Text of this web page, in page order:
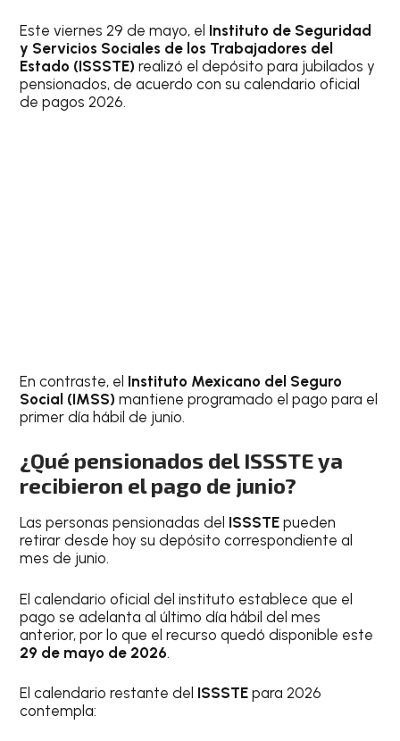
Este viernes 29 de mayo, el Instituto de Seguridad
y Servicios Sociales de los Trabajadores del
Estado (ISSSTE) realizó el depósito para jubilados y
pensionados, de acuerdo con su calendario oficial
de pagos 2026.
En contraste, el Instituto Mexicano del Seguro
Social (IMSS) mantiene programado el pago para el
primer día hábil de junio.
¿Qué pensionados del ISSSTE ya
recibieron el pago de junio?
Las personas pensionadas del ISSSTE pueden
retirar desde hoy su depósito correspondiente al
mes de junio.
El calendario oficial del instituto establece que el
pago se adelanta al último día hábil del mes
anterior, por lo que el recurso quedó disponible este
29 de mayo de 2026.
El calendario restante del ISSSTE para 2026
contempla: